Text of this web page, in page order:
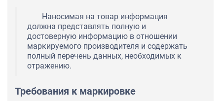
Наносимая на товар информация
должна представлять полную и
достоверную информацию в отношении
маркируемого производителя и содержать
полный перечень данных, необходимых к
отражению.
Требования к маркировке